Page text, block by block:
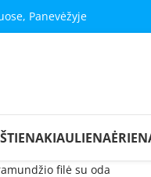
Panevėžyje
KIAULIENA
filė su oda